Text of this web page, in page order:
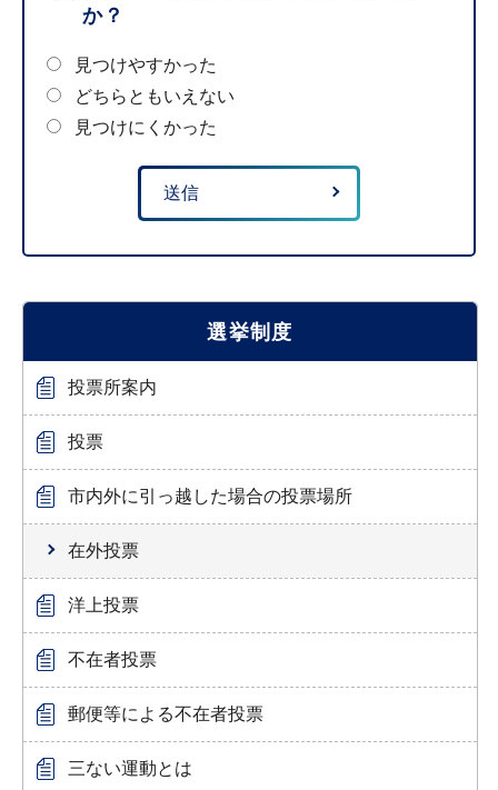
か？
見つけやすかった
どちらともいえない
見つけにくかった
選挙制度
投票所案内
投票
市内外に引っ越した場合の投票場所
在外投票
洋上投票
不在者投票
郵便等による不在者投票
三ない運動とは